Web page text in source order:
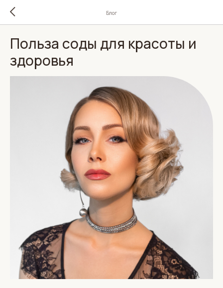
Блог
Польза соды для красоты и
здоровья